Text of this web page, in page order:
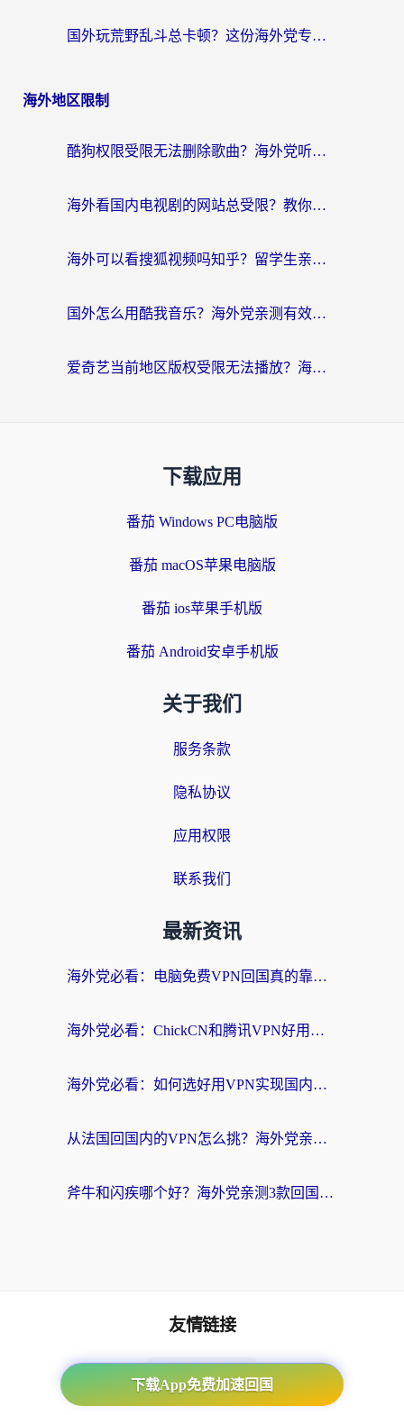
国外玩荒野乱斗总卡顿？这份海外党专属的国服游戏加速攻略请收好
海外地区限制
酷狗权限受限无法删除歌曲？海外党听国内音乐的终极解决方案来了
海外看国内电视剧的网站总受限？教你选对回国加速器，轻松追热剧
海外可以看搜狐视频吗知乎？留学生亲测有效的回国加速器选择指南
国外怎么用酷我音乐？海外党亲测有效的回国加速方案，附千千音乐中文歌收听指南
爱奇艺当前地区版权受限无法播放？海外党追剧看电影的终极解决方案来了
下载应用
番茄 Windows PC电脑版
番茄 macOS苹果电脑版
番茄 ios苹果手机版
番茄 Android安卓手机版
关于我们
服务条款
隐私协议
应用权限
联系我们
最新资讯
海外党必看：电脑免费VPN回国真的靠谱吗？附实测对比与最优方案指南
海外党必看：ChickCN和腾讯VPN好用吗？3招选对回国加速器，告别地区限制
海外党必看：如何选好用VPN实现国内资源无缝访问？从越南到全球都适用
从法国回国内的VPN怎么挑？海外党亲测：稳定、多端、安全才是关键
斧牛和闪疾哪个好？海外党亲测3款回国加速器，教你选到不踩坑的那一款
下载App免费加速回国
友情链接
番茄加速器